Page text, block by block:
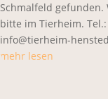
Schmalfeld
bitte im Tierheim. Tel.:
info@tierheim-
mehr lesen